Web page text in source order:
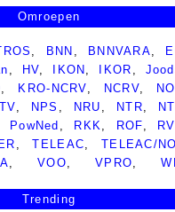
Omroepen
BNN BNNVARA
HV IKON IKOR
KRO-NCRV NCRV
NPS NRU NTR
PowNed RKK ROF
,TELEAC TELEAC/
,VOO ,VPRO ,
Trending